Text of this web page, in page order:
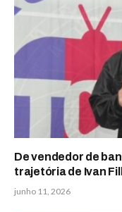
De vendedor de
trajetória de Ivan
junho 11, 2026